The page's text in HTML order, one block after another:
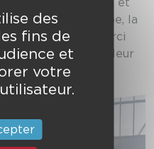
l’esprit d’équipe, la
soi. Un grand merci
engagement et leur
des
fins de
et
votre